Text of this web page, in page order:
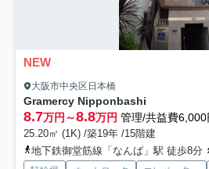
NEW
大阪市中央区日本橋
Gramercy Nipponbashi
8.7万円～8.8万円 管理/共益費6,000
25.20㎡ (1K) /築19年 /15階建
地下鉄御堂筋線「なんば」駅 徒歩8分